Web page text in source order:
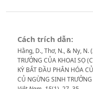
Cách trích dẫn:
Hằng, D., Thơ, N., & Ny, N.
TRƯỞNG CỦA KHOAI SỌ
KỲ BẮT ĐẦU PHÂN HÓA
CỦ NGỪNG SINH